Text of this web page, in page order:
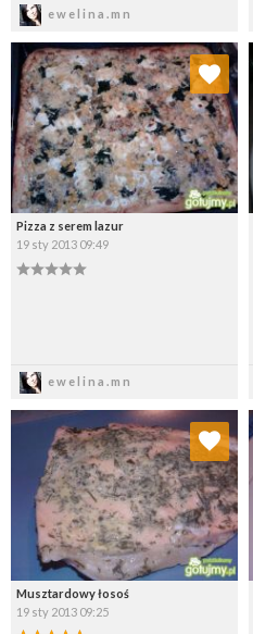
ewelina.mn
Pizza z serem lazur
19 sty 2013 09:49
ewelina.mn
Dodaj do ulubionych
Wybierz listę:
Musztardowy łosoś
19 sty 2013 09:25
Dodaj do ulubionych
Wybierz listę: